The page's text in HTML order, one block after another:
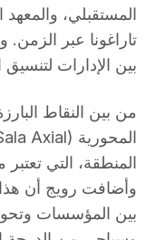
المستقبلي،
تاراغونا عبر
بين الإدارات لتنسيق
من بين النقاط
المنطقة، التي
وأضافت رويج أن
بين المؤسسات